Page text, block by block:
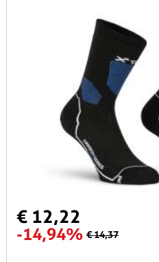
€ 12,22
-14,94% € 14,37